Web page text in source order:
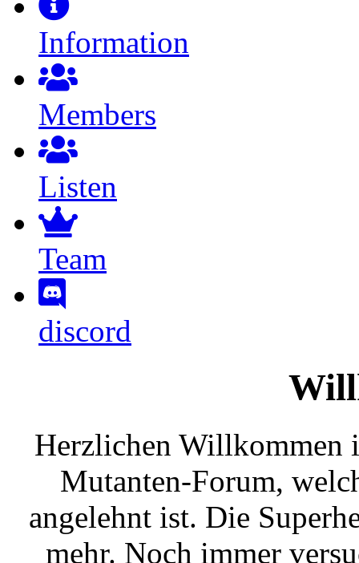
Information
Members
Listen
Team
discord
Herzlichen Willkommen
Mutanten-Forum,
angelehnt ist. Die
mehr. Noch immer